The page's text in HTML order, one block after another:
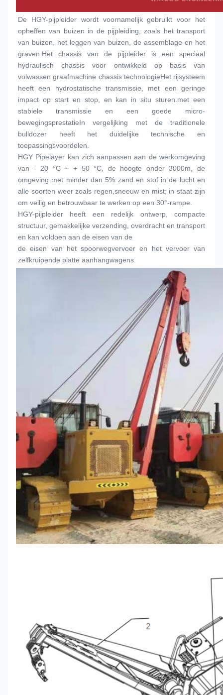
De HGY-pijpleider wordt voornamelijk gebruikt voor het
opheffen van buizen in de pijpleiding, zoals het transport
van buizen, het leggen van buizen, de assemblage en het
graven.Het chassis van de pijpleider is een speciaal
hydraulisch chassis voor ontwikkeld op basis van
volwassen graafmachine chassis technologieHet rijsysteem
heeft een hydrostatische transmissie, met een geringe
impact op start en stop, en kan in situ sturen.met een
stabiele transmissie en een goede micro-
bewegingsprestatieIn vergelijking met de traditionele
bulldozer heeft het duidelijke technische en
toepassingsvoordelen.
HGY Pipelayer kan zich aanpassen aan de werkomgeving
van - 20 °C ~ + 50 °C, de hoogte onder 3000m, de
omgeving met minder dan 5% zand en stof in de lucht en
alle soorten weer zoals regen,sneeuw en mist; in staat zijn
om veilig en betrouwbaar te werken op een 30°-rampe.
HGY-pijpleider heeft een redelijk ontwerp, compacte
structuur, gemakkelijke verzending, overdracht en transport
en kan voldoen aan de eisen van de
de eisen van het spoorwegvervoer en het vervoer van
zelfkruipende platte aanhangwagens.